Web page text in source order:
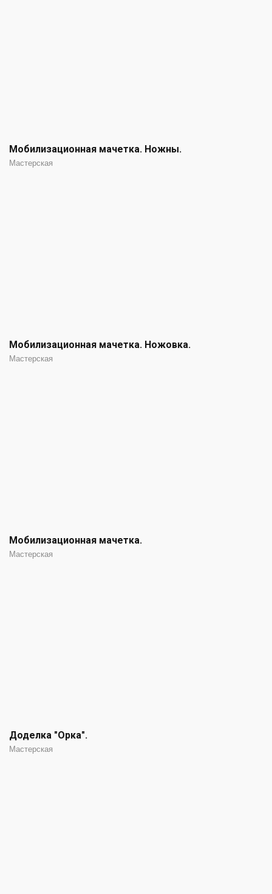
Мобилизационная мачетка. Ножны.
Мастерская
Мобилизационная мачетка. Ножовка.
Мастерская
Мобилизационная мачетка.
Мастерская
Доделка "Орка".
Мастерская